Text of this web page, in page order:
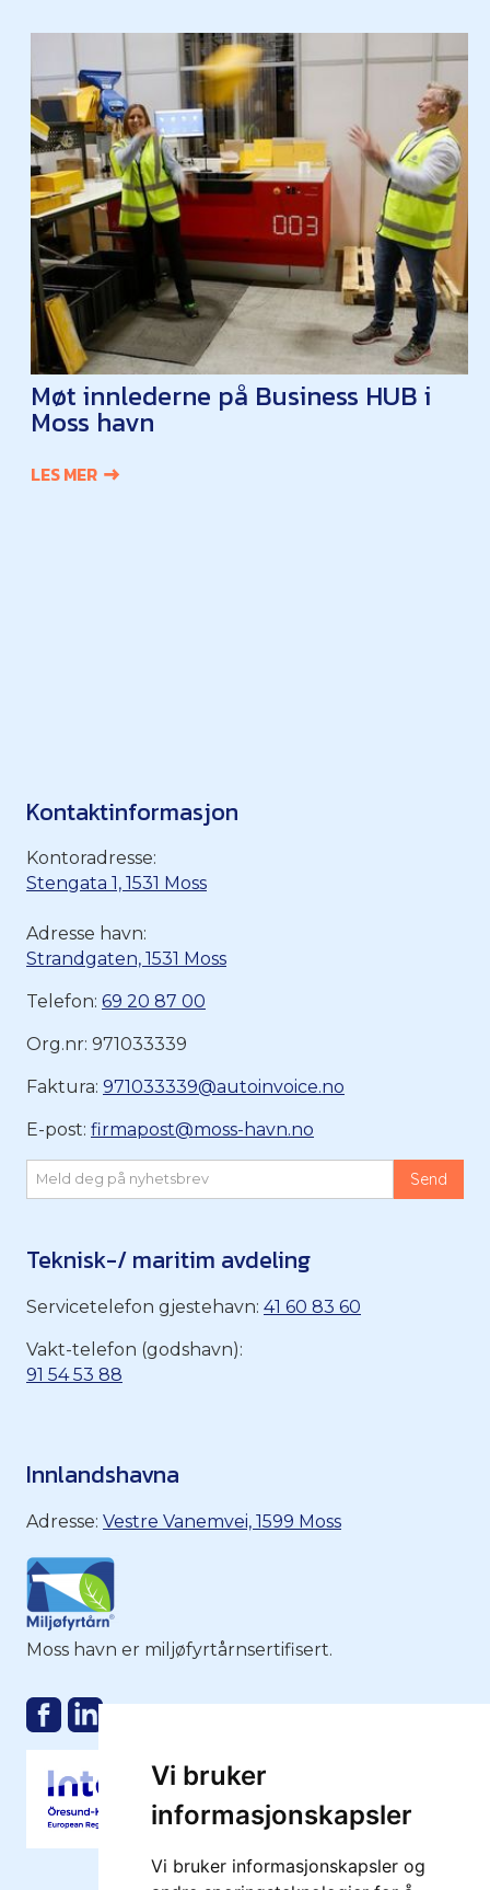
Vi bruker
informasjonskapsler
Vi bruker informasjonskapsler og
Møt innlederne på Business HUB i
Moss havn
LES MER
Kontaktinformasjon
Kontoradresse:
Stengata 1, 1531 Moss
Adresse havn:
Strandgaten, 1531 Moss
Telefon: 69 20 87 00
Org.nr: 971033339
Faktura: 971033339@autoinvoice.no
E-post: firmapost@moss-havn.no
Teknisk-/ maritim avdeling
Servicetelefon gjestehavn: 41 60 83 60
Vakt-telefon (godshavn):
91 54 53 88
Innlandshavna
Adresse: Vestre Vanemvei, 1599 Moss
Moss havn er miljøfyrtårnsertifisert.